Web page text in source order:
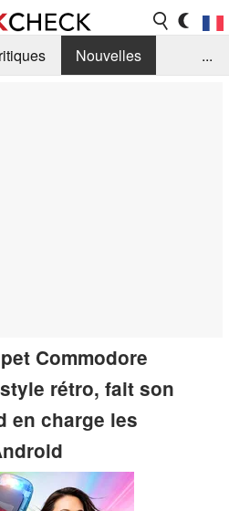
Nouvelles
...
Commodore
rétro, fait son
en charge les